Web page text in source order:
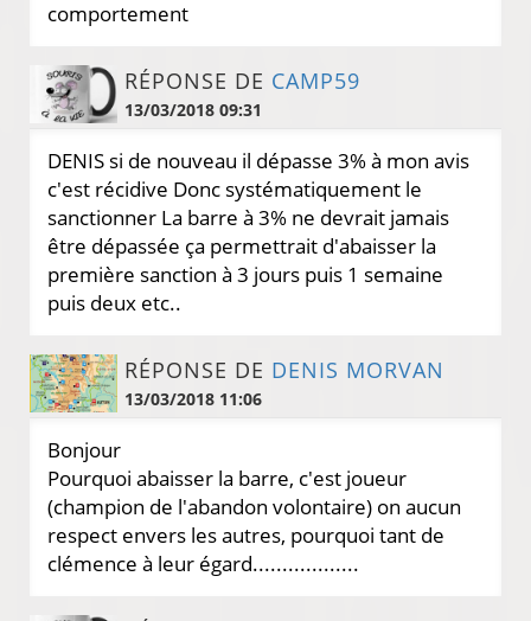
comportement
RÉPONSE DE CAMP59
13/03/2018 09:31
DENIS si de nouveau il dépasse 3% à mon avis
c'est récidive Donc systématiquement le
sanctionner La barre à 3% ne devrait jamais
être dépassée ça permettrait d'abaisser la
première sanction à 3 jours puis 1 semaine
puis deux etc..
RÉPONSE DE DENIS MORVAN
13/03/2018 11:06
Bonjour
Pourquoi abaisser la barre, c'est joueur
(champion de l'abandon volontaire) on aucun
respect envers les autres, pourquoi tant de
clémence à leur égard..................